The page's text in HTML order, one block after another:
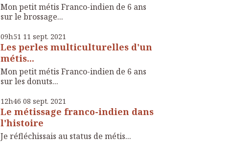
Mon petit métis Franco-indien de 6 ans
sur le brossage...
09h51 11 sept. 2021
Les perles multiculturelles d'un
métis...
Mon petit métis Franco-indien de 6 ans
sur les donuts...
12h46 08 sept. 2021
Le métissage franco-indien dans
l'histoire
Je réfléchissais au status de métis...